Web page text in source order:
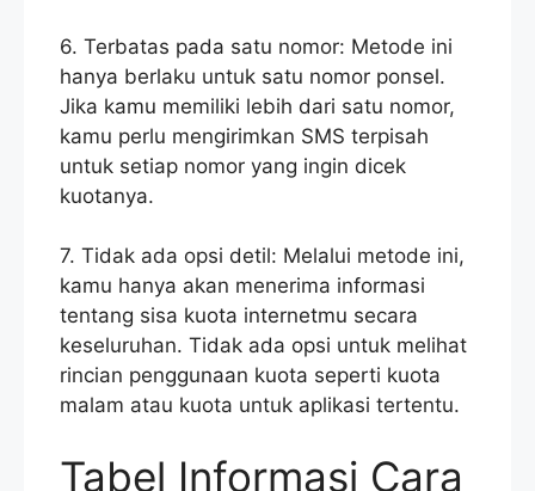
6. Terbatas pada satu nomor: Metode ini
hanya berlaku untuk satu nomor ponsel.
Jika kamu memiliki lebih dari satu nomor,
kamu perlu mengirimkan SMS terpisah
untuk setiap nomor yang ingin dicek
kuotanya.
7. Tidak ada opsi detil: Melalui metode ini,
kamu hanya akan menerima informasi
tentang sisa kuota internetmu secara
keseluruhan. Tidak ada opsi untuk melihat
rincian penggunaan kuota seperti kuota
malam atau kuota untuk aplikasi tertentu.
Tabel Informasi Cara